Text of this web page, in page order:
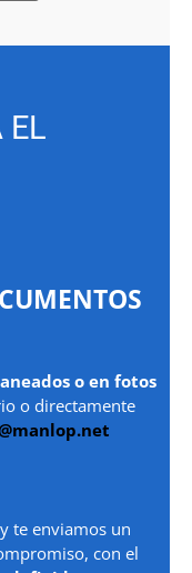
EL
o en fotos
o directamente
te enviamos un
con el